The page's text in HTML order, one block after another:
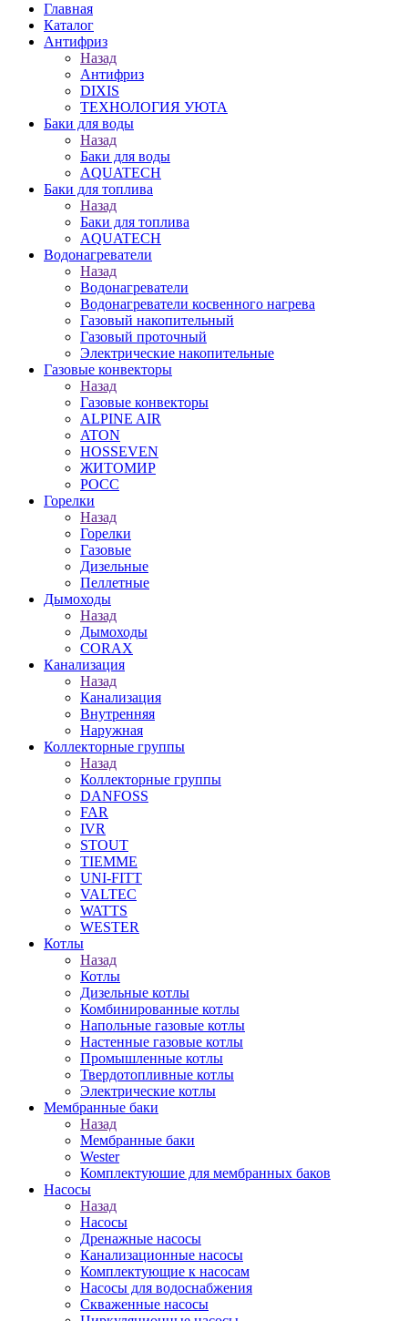
Главная
Каталог
Антифриз
Назад
Антифриз
DIXIS
ТЕХНОЛОГИЯ УЮТА
Баки для воды
Назад
Баки для воды
AQUATECH
Баки для топлива
Назад
Баки для топлива
AQUATECH
Водонагреватели
Назад
Водонагреватели
Водонагреватели косвенного нагрева
Газовый накопительный
Газовый проточный
Электрические накопительные
Газовые конвекторы
Назад
Газовые конвекторы
ALPINE AIR
ATON
HOSSEVEN
ЖИТОМИР
РОСС
Горелки
Назад
Горелки
Газовые
Дизельные
Пеллетные
Дымоходы
Назад
Дымоходы
CORAX
Канализация
Назад
Канализация
Внутренняя
Наружная
Коллекторные группы
Назад
Коллекторные группы
DANFOSS
FAR
IVR
STOUT
TIEMME
UNI-FITT
VALTEC
WATTS
WESTER
Котлы
Назад
Котлы
Дизельные котлы
Комбинированные котлы
Напольные газовые котлы
Настенные газовые котлы
Промышленные котлы
Твердотопливные котлы
Электрические котлы
Мембранные баки
Назад
Мембранные баки
Wester
Комплектуюшие для мембранных баков
Насосы
Назад
Насосы
Дренажные насосы
Канализационные насосы
Комплектующие к насосам
Насосы для водоснабжения
Скваженные насосы